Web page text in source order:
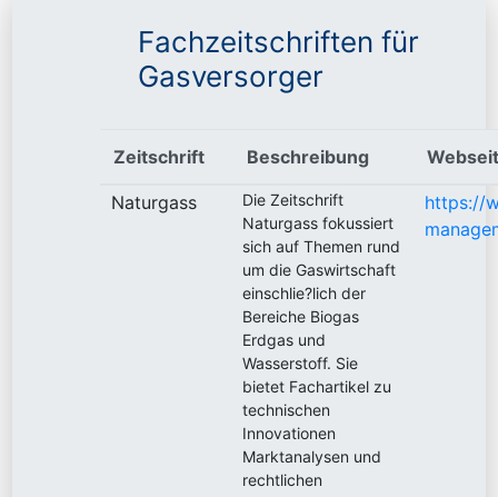
Fachzeitschriften für
Gasversorger
Zeitschrift Beschreibung
Naturgass
Die Zeitschrift
Naturgass fokussiert
sich auf Themen rund
um die Gaswirtschaft
einschlie?lich der
Bereiche Biogas
Erdgas und
Wasserstoff. Sie
bietet Fachartikel zu
technischen
Innovationen
Marktanalysen und
rechtlichen
https://